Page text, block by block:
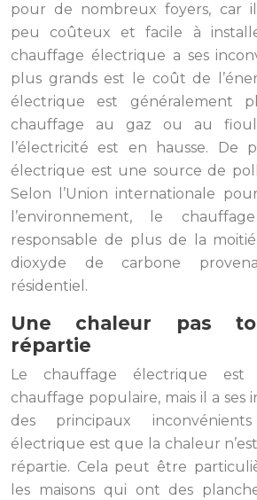
pour de nombreux foyers, car
peu coûteux et facile à
chauffage électrique a ses
plus grands est le coût de
électrique est généralement
chauffage au gaz ou au
l’électricité est en hausse. De
électrique est une source de
Selon l’Union internationale
l’environnement, le
responsable de plus de la
dioxyde de carbone
résidentiel.
Une chaleur pas
répartie
Le chauffage électrique
chauffage populaire, mais il a ses
des principaux
électrique est que la chaleur
répartie. Cela peut être
les maisons qui ont des